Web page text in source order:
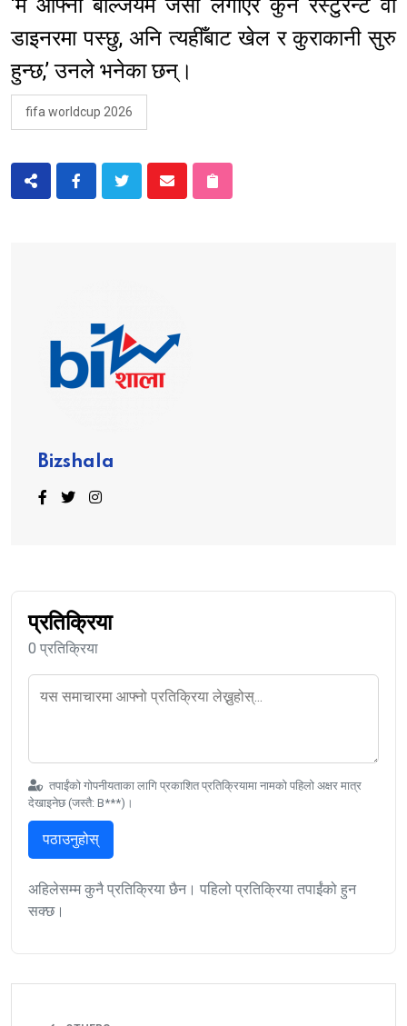
‘म आफ्नो बेल्जियम जर्सी लगाएर कुनै रेस्टुरेन्ट वा
डाइनरमा पस्छु, अनि त्यहीँबाट खेल र कुराकानी सुरु
हुन्छ,’ उनले भनेका छन्।
fifa worldcup 2026
Bizshala
प्रतिक्रिया
0 प्रतिक्रिया
तपाईंको गोपनीयताका लागि प्रकाशित प्रतिक्रियामा नामको पहिलो अक्षर मात्र
देखाइनेछ (जस्तै: B***)।
पठाउनुहोस्
अहिलेसम्म कुनै प्रतिक्रिया छैन। पहिलो प्रतिक्रिया तपाईंको हुन
सक्छ।